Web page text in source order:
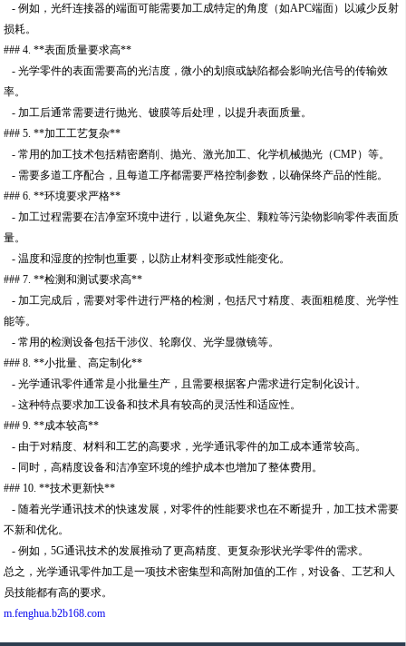
- 例如，光纤连接器的端面可能需要加工成特定的角度（如APC端面）以减少反射
损耗。
### 4. **表面质量要求高**
- 光学零件的表面需要高的光洁度，微小的划痕或缺陷都会影响光信号的传输效
率。
- 加工后通常需要进行抛光、镀膜等后处理，以提升表面质量。
### 5. **加工工艺复杂**
- 常用的加工技术包括精密磨削、抛光、激光加工、化学机械抛光（CMP）等。
- 需要多道工序配合，且每道工序都需要严格控制参数，以确保终产品的性能。
### 6. **环境要求严格**
- 加工过程需要在洁净室环境中进行，以避免灰尘、颗粒等污染物影响零件表面质
量。
- 温度和湿度的控制也重要，以防止材料变形或性能变化。
### 7. **检测和测试要求高**
- 加工完成后，需要对零件进行严格的检测，包括尺寸精度、表面粗糙度、光学性
能等。
- 常用的检测设备包括干涉仪、轮廓仪、光学显微镜等。
### 8. **小批量、高定制化**
- 光学通讯零件通常是小批量生产，且需要根据客户需求进行定制化设计。
- 这种特点要求加工设备和技术具有较高的灵活性和适应性。
### 9. **成本较高**
- 由于对精度、材料和工艺的高要求，光学通讯零件的加工成本通常较高。
- 同时，高精度设备和洁净室环境的维护成本也增加了整体费用。
### 10. **技术更新快**
- 随着光学通讯技术的快速发展，对零件的性能要求也在不断提升，加工技术需要
不新和优化。
- 例如，5G通讯技术的发展推动了更高精度、更复杂形状光学零件的需求。
总之，光学通讯零件加工是一项技术密集型和高附加值的工作，对设备、工艺和人
员技能都有高的要求。
m.fenghua.b2b168.com